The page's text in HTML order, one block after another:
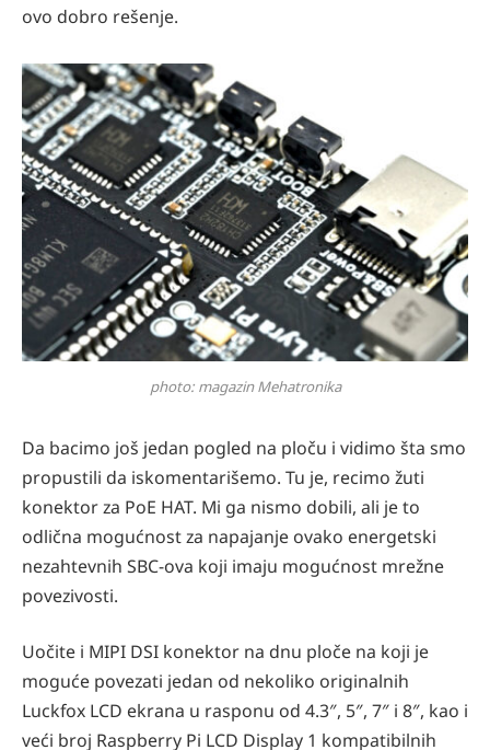
ovo dobro rešenje.
photo: magazin Mehatronika
Da bacimo još jedan pogled na ploču i vidimo šta smo
propustili da iskomentarišemo. Tu je, recimo žuti
konektor za PoE HAT. Mi ga nismo dobili, ali je to
odlična mogućnost za napajanje ovako energetski
nezahtevnih SBC-ova koji imaju mogućnost mrežne
povezivosti.
Uočite i MIPI DSI konektor na dnu ploče na koji je
moguće povezati jedan od nekoliko originalnih
Luckfox LCD ekrana u rasponu od 4.3″, 5″, 7″ i 8″, kao i
veći broj Raspberry Pi LCD Display 1 kompatibilnih